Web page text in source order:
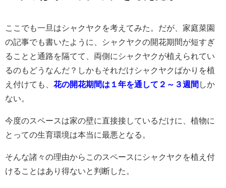
ここでも一旦はシャクヤクを考えてみた。だが、家庭菜園
の記事でも書いたように、シャクヤクの開花期間が短すぎ
ることと通路を隔てて、両側にシャクヤクが植えられてい
るのもどうなんだ？しかもそれだけシャクヤクばかりを植
え付けても、 花の開花期間は１年を通して２～３週間 しか
ない。
今度のスペースは家の壁に直接接しているだけに、植物に
とっての生育環境は本当に最悪となる。
そんな諸々の理由からこのスペースにシャクヤクを植え付
けることはあり得ないと判断した。